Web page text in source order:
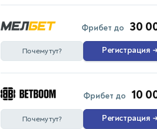
Фрибет до 30
Почему тут? Регистрация
Фрибет до 10
Почему тут? Регистрация